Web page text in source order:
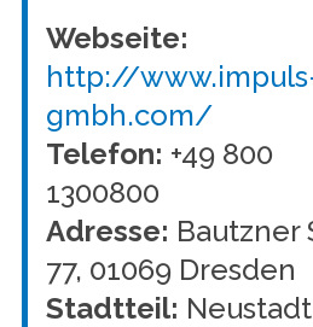
Webseite:
http://
gmbh.com/
Telefon: +49 800
1300800
Adresse: Bautzner
77, 01069 Dresden
Stadtteil: Neustadt